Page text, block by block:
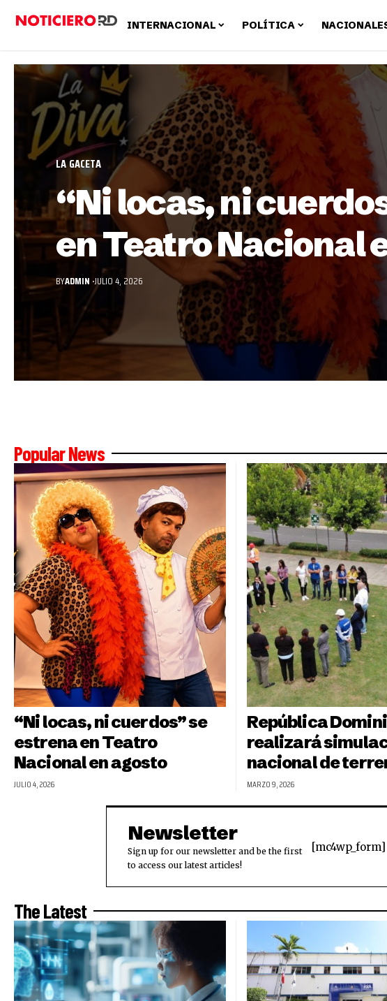
INTERNACIONAL POLÍTICA
LA GACETA
“Ni locas, ni
en Teatro Nacional
BYADMIN JULIO 4, 2026
Popular News
“Ni locas, ni cuerdos” se
estrena en Teatro
Nacional en agosto
JULIO 4, 2026
República
realizará
nacional de
MARZO 9, 2026
Newsletter
Sign up for our newsletter and be the first
to access our latest articles!
[mc4wp_form]
The Latest